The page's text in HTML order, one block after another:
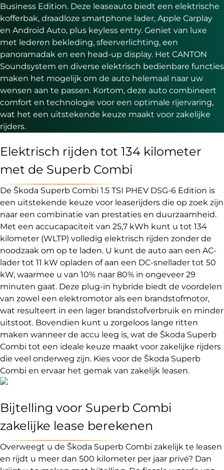
Business Edition. Deze leaseauto biedt een elektrische
kofferbak, draadloze smartphone lader, Apple Carplay
en Android Auto, plus keyless entry. Geniet van luxe
met lederen bekleding, sfeerverlichting, een
panoramadak en een head-up display. Het CANTON
Soundsystem en diverse elektrisch bedienbare functies
maken het mogelijk om de auto helemaal naar uw
wensen aan te passen. Kortom, deze auto combineert
comfort en technologie voor een optimale rijervaring,
wat het een uitstekende keuze maakt voor zakelijke
rijders.
Elektrisch rijden tot 134 kilometer
met de Superb Combi
De Škoda Superb Combi 1.5 TSI PHEV DSG-6 Edition is
een uitstekende keuze voor leaserijders die op zoek zijn
naar een combinatie van prestaties en duurzaamheid.
Met een accucapaciteit van 25,7 kWh kunt u tot 134
kilometer (WLTP) volledig elektrisch rijden zonder de
noodzaak om op te laden. U kunt de auto aan een AC-
lader tot 11 kW opladen of aan een DC-snellader tot 50
kW, waarmee u van 10% naar 80% in ongeveer 29
minuten gaat. Deze plug-in hybride biedt de voordelen
van zowel een elektromotor als een brandstofmotor,
wat resulteert in een lager brandstofverbruik en minder
uitstoot. Bovendien kunt u zorgeloos lange ritten
maken wanneer de accu leeg is, wat de Škoda Superb
Combi tot een ideale keuze maakt voor zakelijke rijders
die veel onderweg zijn. Kies voor de Škoda Superb
Combi en ervaar het gemak van zakelijk leasen.
Bijtelling voor Superb Combi
zakelijke lease berekenen
Overweegt u de Škoda Superb Combi zakelijk te leasen
en rijdt u meer dan 500 kilometer per jaar privé? Dan